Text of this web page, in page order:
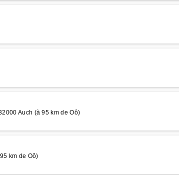
Auch (à 95 km de Oô)
km de Oô)